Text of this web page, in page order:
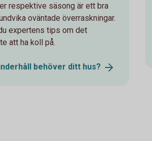
respektive säsong är ett bra
oväntade överraskningar.
expertens tips om det
att ha koll på.
behöver ditt hus?